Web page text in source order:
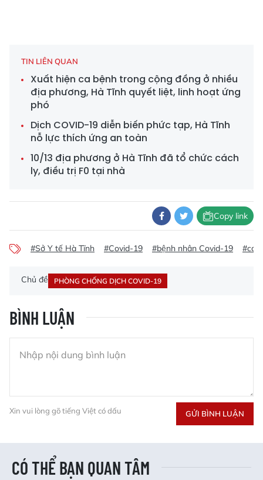
TIN LIÊN QUAN
Xuất hiện ca bệnh trong cộng đồng ở nhiều
địa phương, Hà Tĩnh quyết liệt, linh hoạt ứng
phó
Dịch COVID-19 diễn biến phức tạp, Hà Tĩnh
nỗ lực thích ứng an toàn
10/13 địa phương ở Hà Tĩnh đã tổ chức cách
ly, điều trị F0 tại nhà
Copy link
#Sở Y tế Hà Tĩnh #Covid-19 #bệnh nhân Covid-19
Chủ đề PHÒNG CHỐNG DỊCH COVID-19
BÌNH LUẬN
Xin vui lòng gõ tiếng Việt có dấu GỬI BÌNH LUẬN
CÓ THỂ BẠN QUAN TÂM